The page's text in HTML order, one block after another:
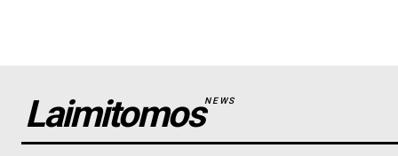
LaimitomosNEWS